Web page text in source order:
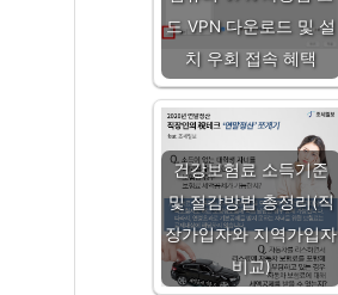
드 VPN 다운로드 및 설
치 우회 접속 혜택
건강보험료 소득기준
및 절감방법 총정리(직
장가입자와 지역가입자
비교)